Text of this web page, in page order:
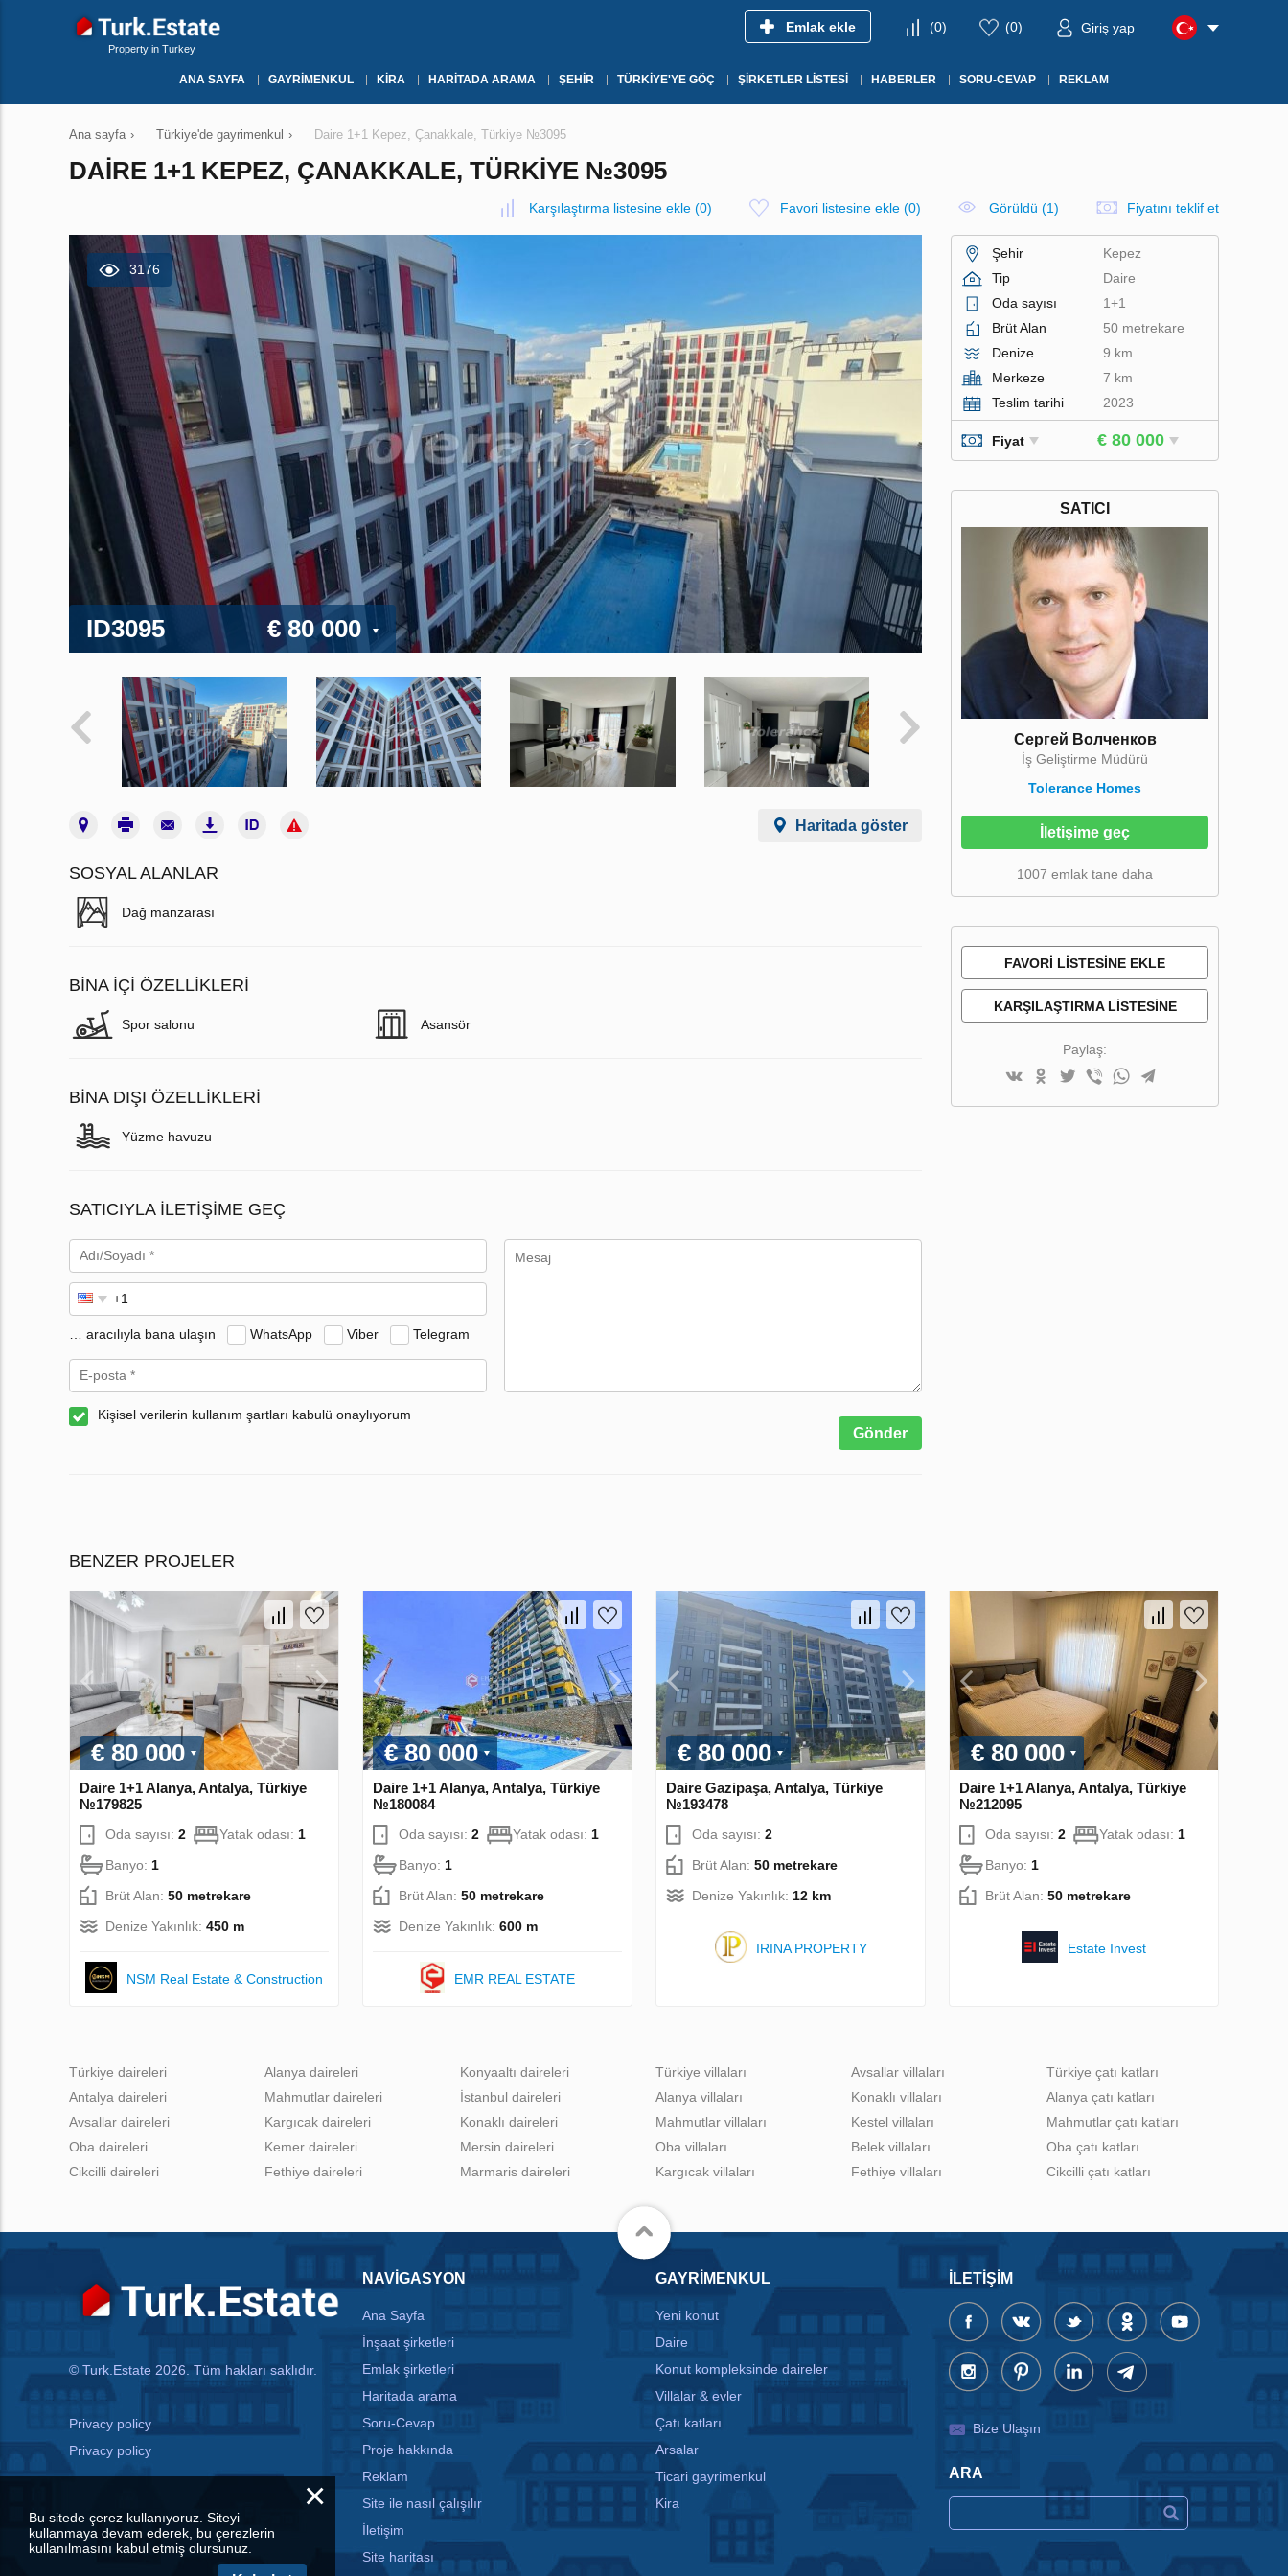
Property in Turkey
Emlak ekle (0) (0) Giriş yap
ANA SAYFA GAYRIMENKUL KIRA HARITADA ARAMA ŞEHIR TÜRKIYE'YE GÖÇ ŞIRKETLER LISTESI HABERLER SORU-CEVAP REKLAM
Ana sayfa › Türkiye'de gayrimenkul › Daire 1+1 Kepez, Çanakkale, Türkiye №3095
DAIRE 1+1 KEPEZ, ÇANAKKALE, TÜRKIYE №3095
Karşılaştırma listesine ekle (0) Favori listesine ekle (0) Görüldü (1) Fiyatını teklif et
3176
ID3095 € 80 000
Haritada göster
SOSYAL ALANLAR
Dağ manzarası
BINA İÇI ÖZELLIKLERI
Spor salonu Аsansör
BINA DIŞI ÖZELLIKLERI
Yüzme havuzu
SATICIYLA ILETIŞIME GEÇ
… aracılıyla bana ulaşın WhatsApp Viber Telegram
Kişisel verilerin kullanım şartları kabulü onaylıyorum
Gönder
Şehir
Kepez
Tip
Daire
Oda sayısı
1+1
Brüt Alan
50 metrekare
Denize
9 km
Merkeze
7 km
Teslim tarihi
2023
Fiyat € 80 000
SATICI
Сергей Волченков
İş Geliştirme Müdürü
Tolerance Homes
İletişime geç
1007 emlak tane daha
FAVORI LISTESINE EKLE
KARŞILAŞTIRMA LISTESINE
Paylaş:
BENZER PROJELER
€ 80 000
Daire 1+1 Alanya, Antalya, Türkiye
№179825
Oda sayısı: 2 Yatak odası: 1
Banyo: 1
Brüt Alan: 50 metrekare
Denize Yakınlık: 450 m
NSM Real Estate & Construction
€ 80 000
Daire 1+1 Alanya, Antalya, Türkiye
№180084
Oda sayısı: 2 Yatak odası: 1
Banyo: 1
Brüt Alan: 50 metrekare
Denize Yakınlık: 600 m
EMR REAL ESTATE
€ 80 000
Daire Gazipaşa, Antalya, Türkiye
№193478
Oda sayısı: 2
Brüt Alan: 50 metrekare
Denize Yakınlık: 12 km
IRINA PROPERTY
€ 80 000
Daire 1+1 Alanya, Antalya, Türkiye
№212095
Oda sayısı: 2 Yatak odası: 1
Banyo: 1
Brüt Alan: 50 metrekare
Estate Invest
Türkiye daireleri
Antalya daireleri
Avsallar daireleri
Oba daireleri
Cikcilli daireleri
Alanya daireleri
Mahmutlar daireleri
Kargıcak daireleri
Kemer daireleri
Fethiye daireleri
Konyaaltı daireleri
İstanbul daireleri
Konaklı daireleri
Mersin daireleri
Marmaris daireleri
Türkiye villaları
Alanya villaları
Mahmutlar villaları
Oba villaları
Kargıcak villaları
Avsallar villaları
Konaklı villaları
Kestel villaları
Belek villaları
Fethiye villaları
Türkiye çatı katları
Alanya çatı katları
Mahmutlar çatı katları
Oba çatı katları
Cikcilli çatı katları
© Turk.Estate 2026. Tüm hakları saklıdır.
Privacy policy
Privacy policy
NAVIGASYON
Ana Sayfa
İnşaat şirketleri
Emlak şirketleri
Haritada arama
Soru-Cevap
Proje hakkında
Reklam
Site ile nasıl çalışılır
İletişim
Site haritası
GAYRIMENKUL
Yeni konut
Daire
Konut kompleksinde daireler
Villalar & evler
Çatı katları
Arsalar
Ticari gayrimenkul
Kira
İLETIŞIM
Bize Ulaşın
ARA
×
Bu sitede çerez kullanıyoruz. Siteyi
kullanmaya devam ederek, bu çerezlerin
kullanılmasını kabul etmiş olursunuz.